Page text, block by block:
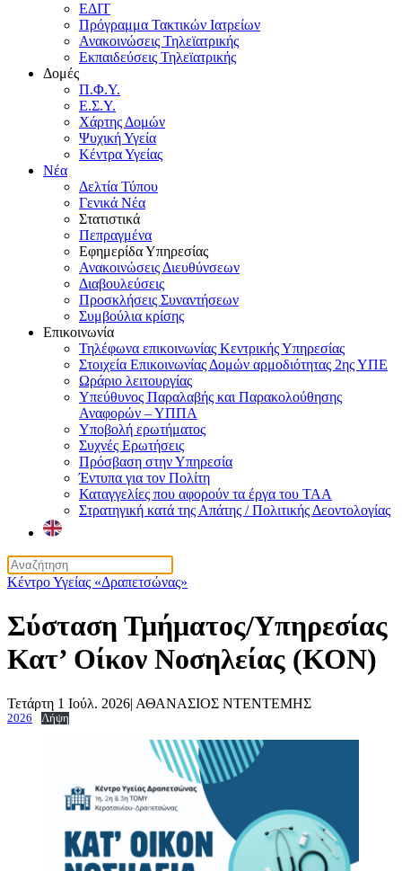
ΕΔΙΤ
Πρόγραμμα Τακτικών Ιατρείων
Ανακοινώσεις Τηλεϊατρικής
Εκπαιδεύσεις Τηλεϊατρικής
Δομές
Π.Φ.Υ.
Ε.Σ.Υ.
Χάρτης Δομών
Ψυχική Υγεία
Κέντρα Υγείας
Νέα
Δελτία Τύπου
Γενικά Νέα
Στατιστικά
Πεπραγμένα
Εφημερίδα Υπηρεσίας
Ανακοινώσεις Διευθύνσεων
Διαβουλεύσεις
Προσκλήσεις Συναντήσεων
Συμβούλια κρίσης
Επικοινωνία
Τηλέφωνα επικοινωνίας Κεντρικής Υπηρεσίας
Στοιχεία Επικοινωνίας Δομών αρμοδιότητας 2ης ΥΠΕ
Ωράριο λειτουργίας
Υπεύθυνος Παραλαβής και Παρακολούθησης
Αναφορών – ΥΠΠΑ
Υποβολή ερωτήματος
Συχνές Ερωτήσεις
Πρόσβαση στην Υπηρεσία
Έντυπα για τον Πολίτη
Καταγγελίες που αφορούν τα έργα του ΤΑΑ
Στρατηγική κατά της Απάτης / Πολιτικής Δεοντολογίας
Κέντρο Υγείας «Δραπετσώνας»
Σύσταση Τμήματος/Υπηρεσίας
Κατ’ Οίκον Νοσηλείας (ΚΟΝ)
Τετάρτη 1 Ιούλ. 2026| ΑΘΑΝΑΣΙΟΣ ΝΤΕΝΤΕΜΗΣ
2026 Λήψη